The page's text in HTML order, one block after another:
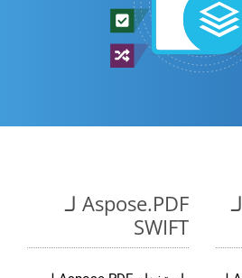
Aspose.Words لـ
Aspose.PDF لـ
SWIFT